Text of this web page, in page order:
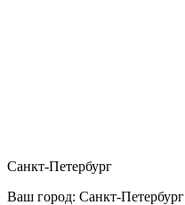
Санкт-Петербург
Ваш город: Санкт-Петербург